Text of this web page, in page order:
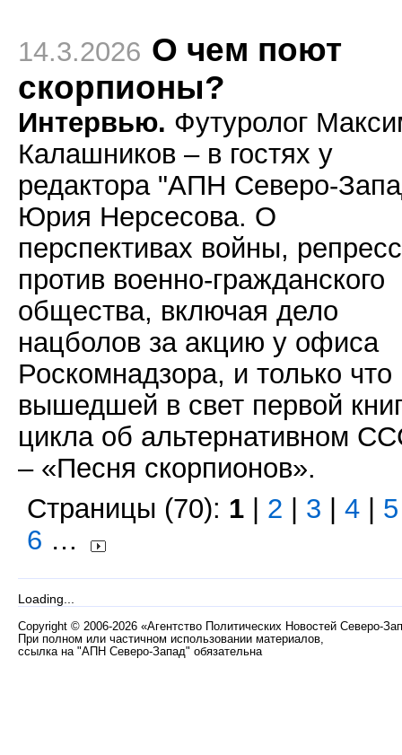
14.3.2026 О чем поют
скорпионы?
Интервью. Футуролог
Калашников – в гостях у
редактора "АПН Северо-
Юрия Нерсесова. О
перспективах войны,
против военно-гражданского
общества, включая дело
нацболов за акцию у офиса
Роскомнадзора, и только что
вышедшей в свет первой
цикла об альтернативном
– «Песня скорпионов».
Страницы (70): 1 2 3 4 5
6 …
Loading...
Copyright © 2006-2026 «Агентство Политических Новостей Северо-
При полном или частичном использовании материалов,
ссылка на "АПН Северо-Запад" обязательна